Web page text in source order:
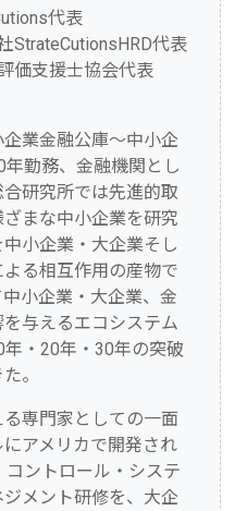
代表
StrateCutionsHRD代表
価支援士協会代表
業金融公庫～中小企
勤務、金融機関とし
研究所では先進的取
まな中小企業を研究
小企業・大企業そし
る相互作用の産物で
小企業・大企業、金
与えるエコシステム
・20年・30年の突破
。
専門家としての一面
アメリカで開発され
コントロール・システ
メント研修を、大企